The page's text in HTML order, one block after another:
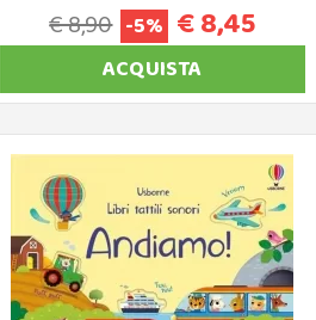
€ 8,90 -5% € 8,45
ACQUISTA